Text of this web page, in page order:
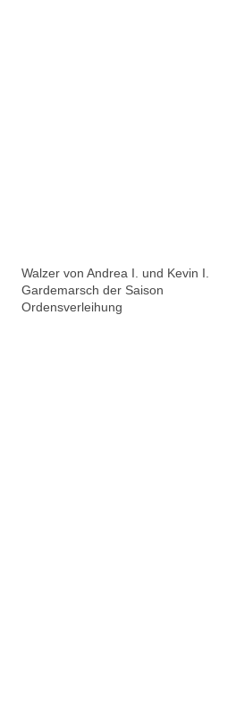
Walzer von Andrea I. und Kevin I.
Gardemarsch der Saison
Ordensverleihung